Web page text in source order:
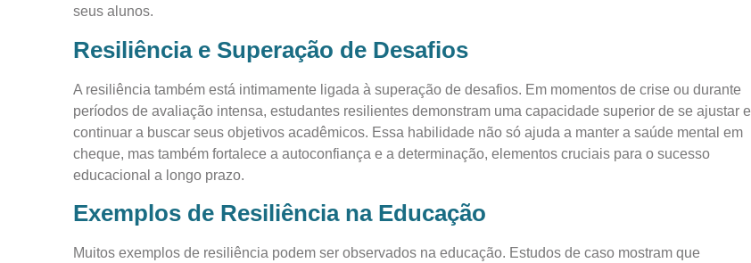
seus alunos.
Resiliência e Superação de Desafios
A resiliência também está intimamente ligada à superação de desafios. Em momentos de crise ou durante
períodos de avaliação intensa, estudantes resilientes demonstram uma capacidade superior de se ajustar e
continuar a buscar seus objetivos acadêmicos. Essa habilidade não só ajuda a manter a saúde mental em
cheque, mas também fortalece a autoconfiança e a determinação, elementos cruciais para o sucesso
educacional a longo prazo.
Exemplos de Resiliência na Educação
Muitos exemplos de resiliência podem ser observados na educação. Estudos de caso mostram que